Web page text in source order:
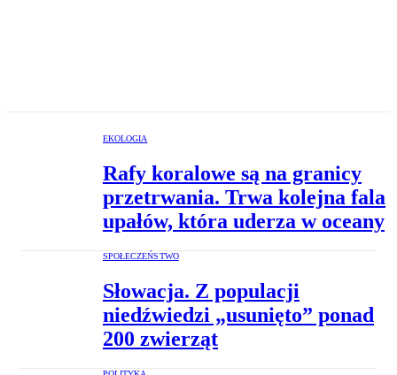
EKOLOGIA
Rafy koralowe są na granicy
przetrwania. Trwa kolejna fala
upałów, która uderza w oceany
SPOŁECZEŃSTWO
Słowacja. Z populacji
niedźwiedzi „usunięto” ponad
200 zwierząt